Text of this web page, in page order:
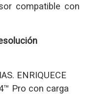
compatible con
ENRIQUECE
Pro con carga